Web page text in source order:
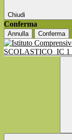
Chiudi
Conferma
Annulla Conferma
SCOLASTICO IC 1